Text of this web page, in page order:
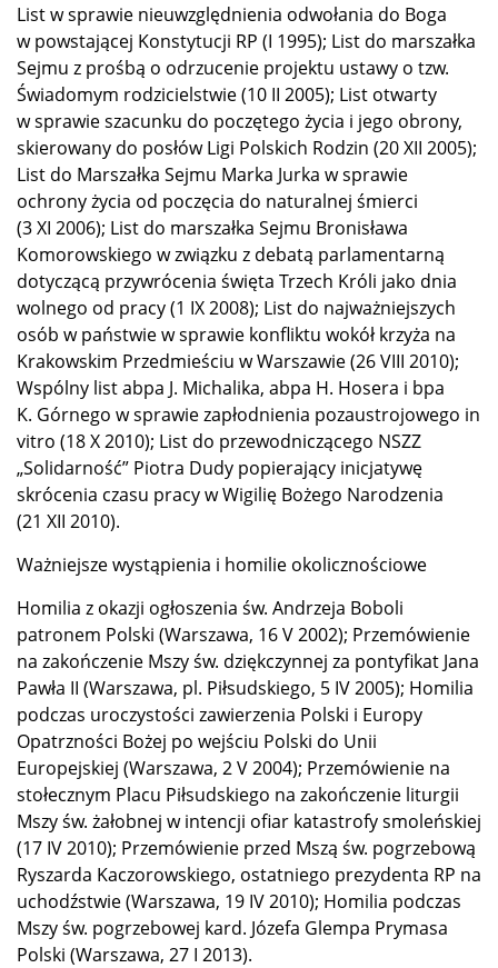
List w sprawie nieuwzględnienia odwołania do Boga
w powstającej Konstytucji RP (I 1995); List do marszałka
Sejmu z prośbą o odrzucenie projektu ustawy o tzw.
Świadomym rodzicielstwie (10 II 2005); List otwarty
w sprawie szacunku do poczętego życia i jego obrony,
skierowany do posłów Ligi Polskich Rodzin (20 XII 2005);
List do Marszałka Sejmu Marka Jurka w sprawie
ochrony życia od poczęcia do naturalnej śmierci
(3 XI 2006); List do marszałka Sejmu Bronisława
Komorowskiego w związku z debatą parlamentarną
dotyczącą przywrócenia święta Trzech Króli jako dnia
wolnego od pracy (1 IX 2008); List do najważniejszych
osób w państwie w sprawie konfliktu wokół krzyża na
Krakowskim Przedmieściu w Warszawie (26 VIII 2010);
Wspólny list abpa J. Michalika, abpa H. Hosera i bpa
K. Górnego w sprawie zapłodnienia pozaustrojowego in
vitro (18 X 2010); List do przewodniczącego NSZZ
„Solidarność” Piotra Dudy popierający inicjatywę
skrócenia czasu pracy w Wigilię Bożego Narodzenia
(21 XII 2010).
Ważniejsze wystąpienia i homilie okolicznościowe
Homilia z okazji ogłoszenia św. Andrzeja Boboli
patronem Polski (Warszawa, 16 V 2002); Przemówienie
na zakończenie Mszy św. dziękczynnej za pontyfikat Jana
Pawła II (Warszawa, pl. Piłsudskiego, 5 IV 2005); Homilia
podczas uroczystości zawierzenia Polski i Europy
Opatrzności Bożej po wejściu Polski do Unii
Europejskiej (Warszawa, 2 V 2004); Przemówienie na
stołecznym Placu Piłsudskiego na zakończenie liturgii
Mszy św. żałobnej w intencji ofiar katastrofy smoleńskiej
(17 IV 2010); Przemówienie przed Mszą św. pogrzebową
Ryszarda Kaczorowskiego, ostatniego prezydenta RP na
uchodźstwie (Warszawa, 19 IV 2010); Homilia podczas
Mszy św. pogrzebowej kard. Józefa Glempa Prymasa
Polski (Warszawa, 27 I 2013).